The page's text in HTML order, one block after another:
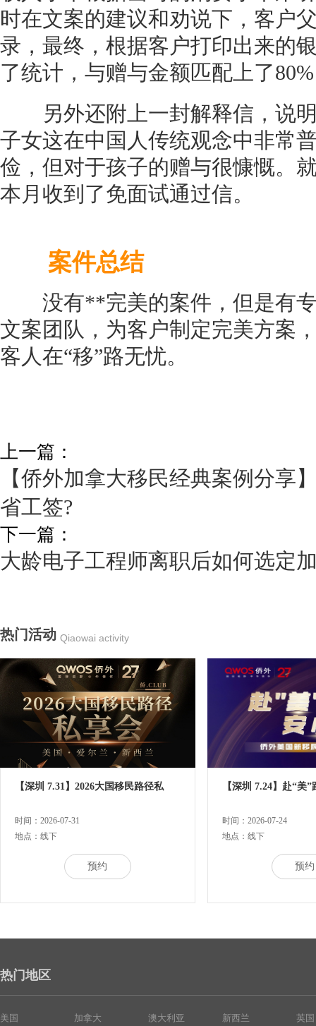
时在文案的建议和劝说下，客户
录，最终，根据客户打印出来的
了统计，与赠与金额匹配上了
另外还附上一封解释信，说明
子女这在中国人传统观念中非常
俭，但对于孩子的赠与很慷慨。
本月收到了免面试通过信。
案件总结
没有**完美的案件，但是有专
文案团队，为客户制定完美方案
客人在“移”路无忧。
上一篇：
【侨外加拿大移民经典案例分享
省工签?
下一篇：
大龄电子工程师离职后如何选定
热门活动 Qiaowai activity
【深圳 7.31】2026大国移民路径私
时间：2026-07-31
地点：线下
预约
【深圳 7.24】赴“美
时间：2026-07-24
地点：线下
预约
热门地区
美国 加拿大 澳大利亚 新西兰 英国